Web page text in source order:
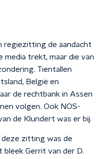
regiezitting de aandacht
media trekt, maar die van
Tientallen
België en
de rechtbank in Assen
volgen. Ook NOS-
de Klundert was er bij.
zitting was de
bleek Gerrit van der D.